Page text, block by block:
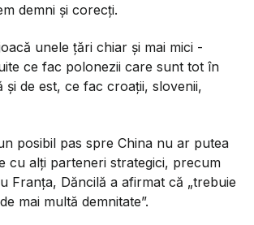
demni și corecți.
unele țări chiar și mai mici -
ce fac polonezii care sunt tot în
și de est, ce fac croații, slovenii,
posibil pas spre China nu ar putea
cu alți parteneri strategici, precum
Franța, Dăncilă a afirmat că „trebuie
mai multă demnitate”.